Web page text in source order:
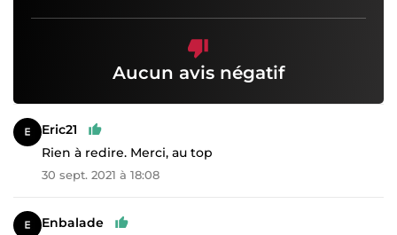
Aucun avis négatif
Eric21
Rien à redire. Merci, au top
30 sept. 2021 à 18:08
Enbalade